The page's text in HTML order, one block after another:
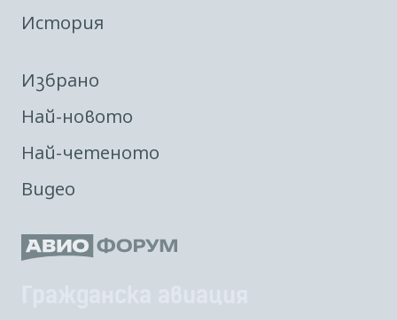
История
Избрано
Най-новото
Най-четеното
Видео